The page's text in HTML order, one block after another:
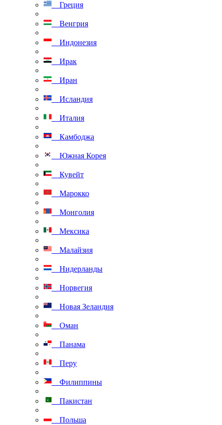
Греция
Венгрия
Индонезия
Ирак
Иран
Исландия
Италия
Камбоджа
Южная Корея
Кувейт
Марокко
Монголия
Мексика
Малайзия
Нидерланды
Норвегия
Новая Зеландия
Оман
Панама
Перу
Филиппины
Пакистан
Польша